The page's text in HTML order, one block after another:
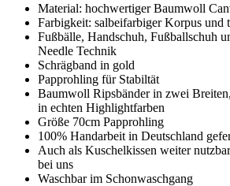
Material: hochwertiger Baumwoll
Farbigkeit: salbeifarbiger Korpus und
Fußbälle, Handschuh, Fußballschuh
Needle Technik
Schrägband in gold
Papprohling für Stabiltät
Baumwoll Ripsbänder in zwei
in echten Highlightfarben
Größe 70cm Papprohling
100% Handarbeit in Deutschland
Auch als Kuschelkissen weiter
bei uns
Waschbar im Schonwaschgang